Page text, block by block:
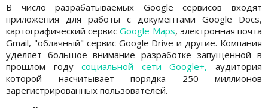
В число разрабатываемых Google сервисов входят
приложения для работы с документами Google Docs,
картографический сервисGoogle Maps, электронная почта
Gmail, "облачный" сервис Google Drive и другие. Компания
уделяет большое внимание разработке запущенной в
прошлом годусоциальной сети Google+, аудитория
которой насчитывает порядка 250 миллионов
зарегистрированных пользователей.